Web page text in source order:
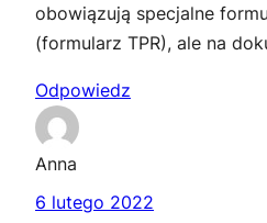
obowiązują specjalne
(formularz TPR), ale na
Odpowiedz
Anna
6 lutego 2022